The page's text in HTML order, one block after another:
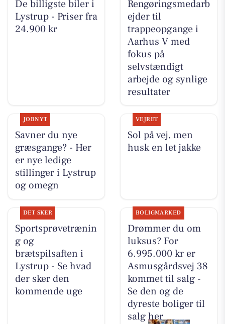
De billigste biler i
Lystrup - Priser fra
24.900 kr
Rengøringsmedarb
ejder til
trappeopgange i
Aarhus V med
fokus på
selvstændigt
arbejde og synlige
resultater
JOBNYT
Savner du nye
græsgange? - Her
er nye ledige
stillinger i Lystrup
og omegn
VEJRET
Sol på vej, men
husk en let jakke
DET SKER
Sportsprøvetrænin
g og
brætspilsaften i
Lystrup - Se hvad
der sker den
kommende uge
BOLIGMARKED
Drømmer du om
luksus? For
6.995.000 kr er
Asmusgårdsvej 38
kommet til salg -
Se den og de
dyreste boliger til
salg her